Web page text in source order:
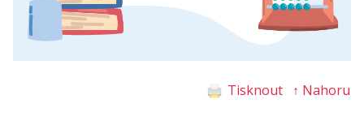
Tisknout ↑ Nahoru